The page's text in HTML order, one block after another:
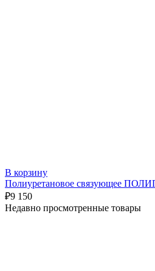
В корзину
Полиуретановое связующее
₽9 150
Недавно просмотренные товары